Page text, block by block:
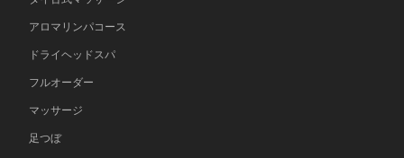
アロマリンパコース
ドライヘッドスパ
フルオーダー
マッサージ
足つぼ